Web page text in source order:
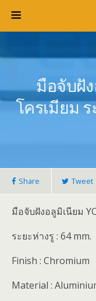
มือจับฝัง
โครเมียม ร
Share Tweet
มือจับฝังอลูมิเนียม
ระยะห่างรู : 64 mm.
Finish : Chromium
Material :